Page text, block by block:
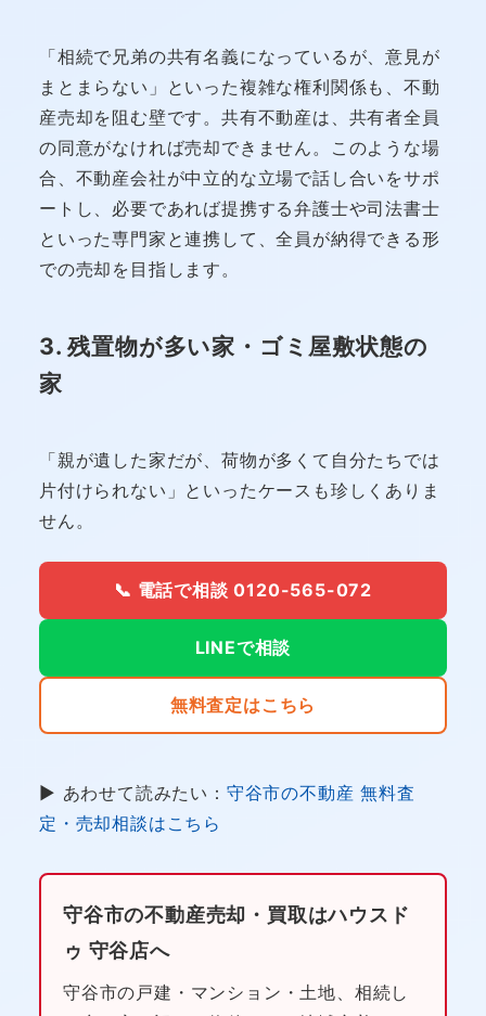
「相続で兄弟の共有名義になっているが、意見が
まとまらない」といった複雑な権利関係も、不動
産売却を阻む壁です。共有不動産は、共有者全員
の同意がなければ売却できません。このような場
合、不動産会社が中立的な立場で話し合いをサポ
ートし、必要であれば提携する弁護士や司法書士
といった専門家と連携して、全員が納得できる形
での売却を目指します。
3. 残置物が多い家・ゴミ屋敷状態の
家
「親が遺した家だが、荷物が多くて自分たちでは
片付けられない」といったケースも珍しくありま
せん。
📞 電話で相談 0120-565-072
LINEで相談
無料査定はこちら
▶ あわせて読みたい： 守谷市の不動産 無料査
定・売却相談はこちら
守谷市の不動産売却・買取はハウスド
ゥ 守谷店へ
守谷市の戸建・マンション・土地、相続し